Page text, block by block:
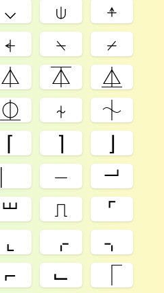
⌵ ⍦
⍏
⍅ ⍀
⌿
⏃ ⏄
⏅
⏂ ⍭
⏆
⌈ ⌉
⌋
⎸ ⏤
⏗
⏙ ⎍
⌜
⌞ ⌌
⌍
⌐ ⌙
⎾